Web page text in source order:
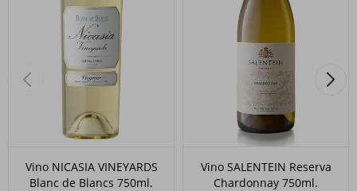
Vino NICASIA VINEYARDS
Blanc de Blancs 750ml.
Vino SALENTEIN Reserva
Chardonnay 750ml.